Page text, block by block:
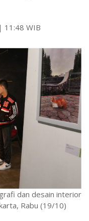
11:48 WIB
dan desain interior
Rabu (19/10)